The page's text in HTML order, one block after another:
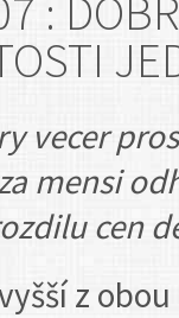
:
vecer
mensi
cen
z